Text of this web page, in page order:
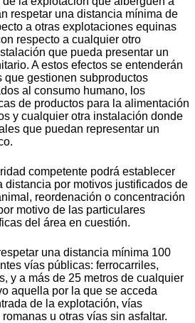
respetar una distancia mínima de
a otras explotaciones equinas
respecto a cualquier otro
que pueda presentar un
A estos efectos se entenderán
que gestionen subproductos
al consumo humano, los
de productos para la alimentación
y cualquier otra instalación donde
que puedan representar un
competente podrá establecer
distancia por motivos justificados de
reordenación o concentración
motivo de las particulares
del área en cuestión.
una distancia mínima 100
vías públicas: ferrocarriles,
y a más de 25 metros de cualquier
aquella por la que se acceda
de la explotación, vías
u otras vías sin asfaltar.